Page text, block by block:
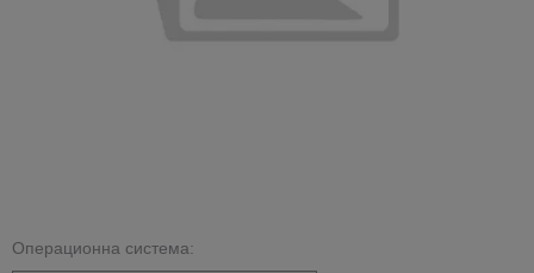
Операционна система: